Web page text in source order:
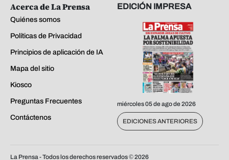
Acerca de La Prensa
Quiénes somos
Políticas de Privacidad
Principios de aplicación de IA
Mapa del sitio
Kiosco
Preguntas Frecuentes
Contáctenos
EDICIÓN IMPRESA
miércoles 05 de ago de 2026
EDICIONES ANTERIORES
La Prensa - Todos los derechos reservados ©2026